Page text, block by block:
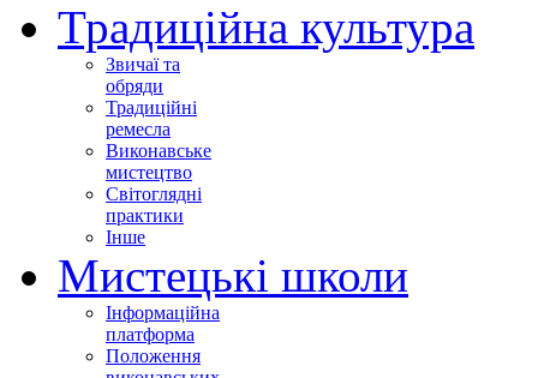
Традиційна культура
Звичаї та
обряди
Традиційні
ремесла
Виконавське
мистецтво
Світоглядні
практики
Інше
Мистецькі школи
Інформаційна
платформа
Положення